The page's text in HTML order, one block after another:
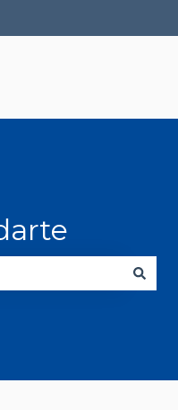
submenú de